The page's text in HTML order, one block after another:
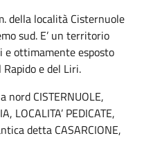
della località Cisternuole
sud. E’ un territorio
e ottimamente esposto
e del Liri.
nord CISTERNUOLE,
LOCALITA’ PEDICATE,
detta CASARCIONE,